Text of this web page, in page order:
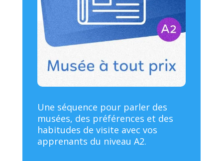
Une séquence pour parler des
musées, des préférences et des
habitudes de visite avec vos
apprenants du niveau A2.